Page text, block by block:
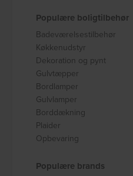
Populære boligtilbehør
Badeværelsestilbehør
Køkkenudstyr
Dekoration og pynt
Gulvtæpper
Bordlamper
Gulvlamper
Borddækning
Plaider
Opbevaring
Populære brands